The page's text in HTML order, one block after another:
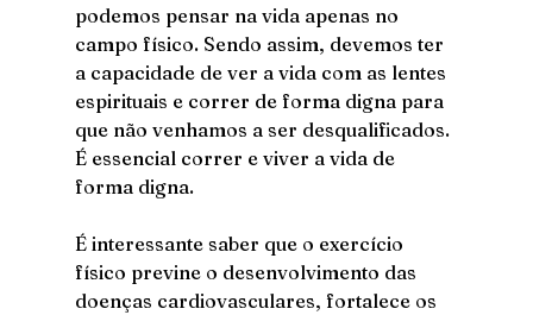
podemos pensar na vida apenas no
campo físico. Sendo assim, devemos ter
a capacidade de ver a vida com as lentes
espirituais e correr de forma digna para
que não venhamos a ser desqualificados.
É essencial correr e viver a vida de
forma digna.
É interessante saber que o exercício
físico previne o desenvolvimento das
doenças cardiovasculares, fortalece os